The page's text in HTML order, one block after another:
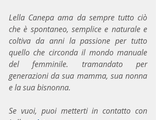
Lella Canepa ama da sempre tutto ciò
che è spontaneo, semplice e naturale e
coltiva da anni la passione per tutto
quello che circonda il mondo manuale
del femminile. tramandato per
generazioni da sua mamma, sua nonna
e la sua bisnonna.
Se vuoi, puoi metterti in contatto con